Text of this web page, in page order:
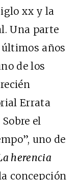
xx y la
Una parte
años
de los
Errata
el
uno de
herencia
concepción